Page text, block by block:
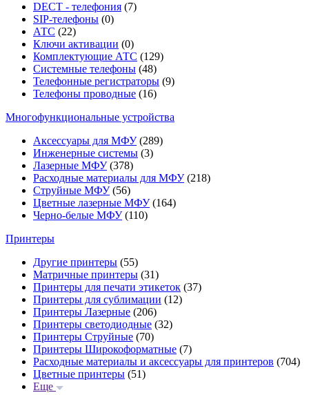
DECT - телефония (7)
SIP-телефоны (0)
АТС (22)
Ключи активации (0)
Комплектующие АТС (129)
Системные телефоны (48)
Телефонные регистраторы (9)
Телефоны проводные (16)
Многофункциональные устройства
Аксессуары для МФУ(289)
Инженерные системы (3)
Лазерные МФУ(378)
Расходные материалы для МФУ(218)
Струйные МФУ(56)
Цветные лазерные МФУ(164)
Черно-белые МФУ(110)
Принтеры
Другие принтеры (55)
Матричные принтеры (31)
Принтеры для печати этикеток (37)
Принтеры для сублимации (12)
Принтеры Лазерные (206)
Принтеры светодиодные (32)
Принтеры Струйные (70)
Принтеры Широкоформатные (7)
Расходные материалы и аксессуары для принтеров (704)
Цветные принтеры (51)
Еще